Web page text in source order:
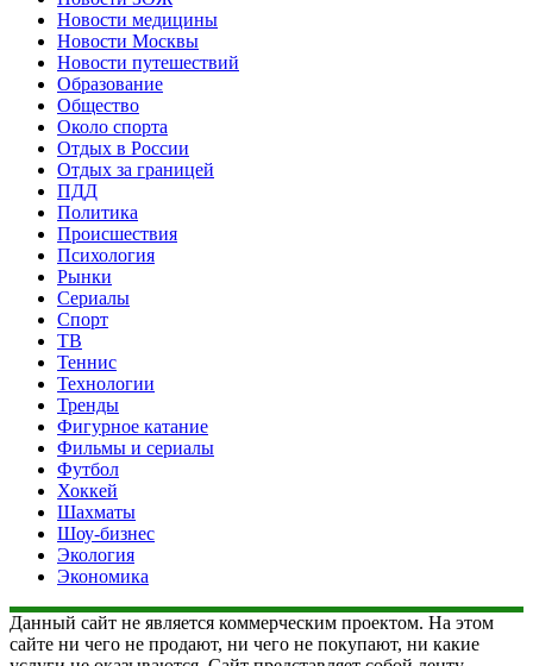
Новости медицины
Новости Москвы
Новости путешествий
Образование
Общество
Около спорта
Отдых в России
Отдых за границей
ПДД
Политика
Происшествия
Психология
Рынки
Сериалы
Спорт
ТВ
Теннис
Технологии
Тренды
Фигурное катание
Фильмы и сериалы
Футбол
Хоккей
Шахматы
Шоу-бизнес
Экология
Экономика
Данный сайт не является коммерческим проектом. На этом
сайте ни чего не продают, ни чего не покупают, ни какие